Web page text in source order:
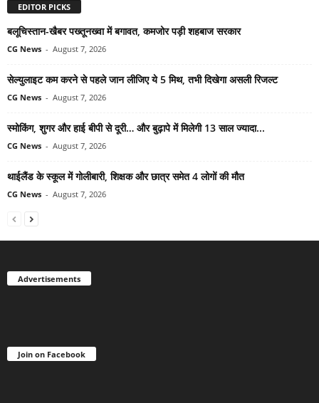
EDITOR PICKS
बलूचिस्तान-खैबर पख्तूनख्वा में बगावत, कमजोर पड़ी शहबाज सरकार
CG News - August 7, 2026
सेल्युलाइट कम करने से पहले जान लीजिए ये 5 मिथ, तभी दिखेगा असली रिजल्ट
CG News - August 7, 2026
स्मोकिंग, शुगर और हाई बीपी से दूरी… और बुढ़ापे में मिलेगी 13 साल ज्यादा...
CG News - August 7, 2026
थाईलैंड के स्कूल में गोलीबारी, शिक्षक और छात्र समेत 4 लोगों की मौत
CG News - August 7, 2026
Advertisements
Join on Facebook